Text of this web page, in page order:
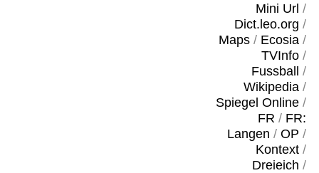
Mini Url /
Dict.leo.org /
Maps/ Ecosia/
TVInfo/
Fussball
/
Wikipedia/
Spiegel Online/
FR / FR:
Langen / OP /
Kontext/
Dreieich /